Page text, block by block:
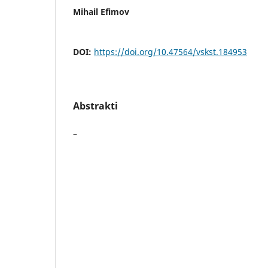
Mihail Efimov
DOI: https://doi.org/10.47564/vskst.184953
Abstrakti
–